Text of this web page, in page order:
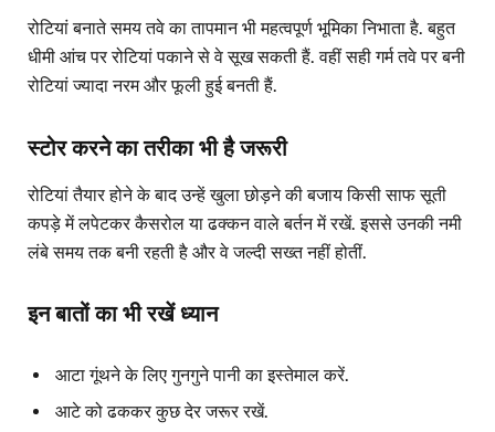
रोटियां बनाते समय तवे का तापमान भी महत्वपूर्ण भूमिका निभाता है. बहुत
धीमी आंच पर रोटियां पकाने से वे सूख सकती हैं. वहीं सही गर्म तवे पर बनी
रोटियां ज्यादा नरम और फूली हुई बनती हैं.
स्टोर करने का तरीका भी है जरूरी
रोटियां तैयार होने के बाद उन्हें खुला छोड़ने की बजाय किसी साफ सूती
कपड़े में लपेटकर कैसरोल या ढक्कन वाले बर्तन में रखें. इससे उनकी नमी
लंबे समय तक बनी रहती है और वे जल्दी सख्त नहीं होतीं.
इन बातों का भी रखें ध्यान
आटा गूंथने के लिए गुनगुने पानी का इस्तेमाल करें.
आटे को ढककर कुछ देर जरूर रखें.